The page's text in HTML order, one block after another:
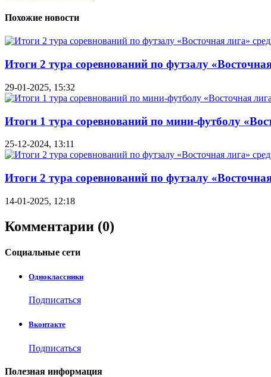
Похожие новости
Итоги 2 тура соревнований по футзалу
29-01-2025, 15:32
Итоги 1 тура соревнований по мини-футболу
25-12-2024, 13:11
Итоги 2 тура соревнований по футзалу
14-01-2025, 12:18
Комментарии (0)
Социальные сети
Одноклассники
Подписаться
Вконтакте
Подписаться
Полезная информация